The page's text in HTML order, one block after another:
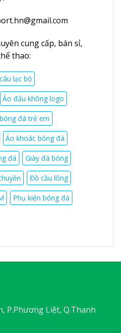
cung cấp, bán sỉ,
thao:
lạc bộ
Áo đấu không logo
đá trẻ em
Áo khoác bóng đá
đá Giày đá bóng
Đồ cầu lông
Phụ kiện bóng đá
P.Phương Liệt, Q.Thanh